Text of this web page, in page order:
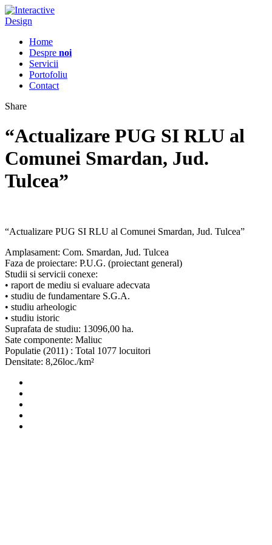
Home
Despre noi
Servicii
Portofoliu
Contact
Share
“Actualizare PUG SI RLU al
Comunei Smardan, Jud.
Tulcea”
“Actualizare PUG SI RLU al Comunei Smardan, Jud. Tulcea”
Amplasament: Com. Smardan, Jud. Tulcea
Faza de proiectare: P.U.G. (proiectant general)
Studii si servicii conexe:
• raport de mediu si evaluare adecvata
• studiu de fundamentare S.G.A.
• studiu arheologic
• studiu istoric
Suprafata de studiu: 13096,00 ha.
Sate componente: Maliuc
Populatie (2011) : Total 1077 locuitori
Densitate: 8,26loc./km²